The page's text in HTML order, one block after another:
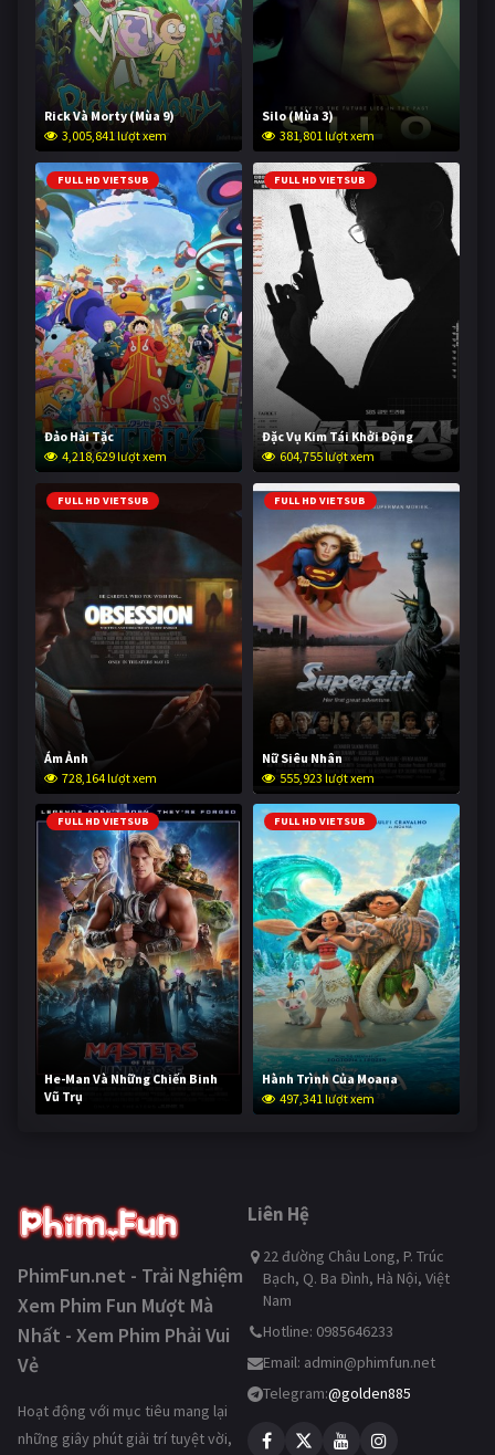
Rick Và Morty (Mùa 9)
3,005,841 lượt xem
Silo (Mùa 3)
381,801 lượt xem
FULL HD VIETSUB
Đảo Hải Tặc
4,218,629 lượt xem
FULL HD VIETSUB
Đặc Vụ Kim Tái Khởi Động
604,755 lượt xem
FULL HD VIETSUB
Ám Ảnh
728,164 lượt xem
FULL HD VIETSUB
Nữ Siêu Nhân
555,923 lượt xem
FULL HD VIETSUB
He-Man Và Những Chiến Binh
Vũ Trụ
246,590 lượt xem
FULL HD VIETSUB
Hành Trình Của Moana
497,341 lượt xem
PhimFun.net - Trải Nghiệm
Xem Phim Fun Mượt Mà
Nhất - Xem Phim Phải Vui
Vẻ
Hoạt động với mục tiêu mang lại
những giây phút giải trí tuyệt vời,
Liên Hệ
22 đường Châu Long, P. Trúc
Bạch, Q. Ba Đình, Hà Nội, Việt
Nam
Hotline: 0985646233
Email: admin@phimfun.net
Telegram:@golden885